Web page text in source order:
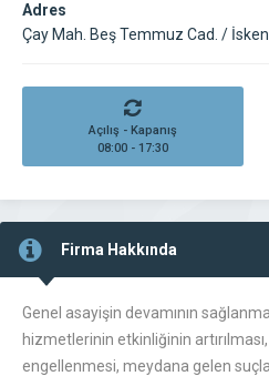
Adres
Çay Mah. Beş Temmuz Cad. /
Açılış - Kapanış
08:00 - 17:30
Firma Hakkında
Genel asayişin devamının
hizmetlerinin etkinliğinin
engellenmesi, meydana gelen